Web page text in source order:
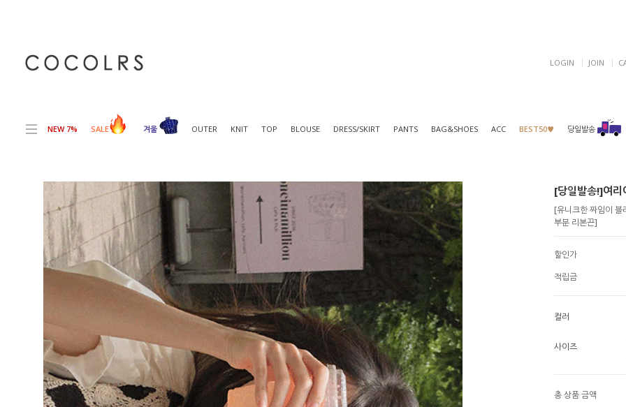
LOGIN JOIN
NEW 7% SALE 겨울 OUTER KNIT TOP BLOUSE DRESS/SKIRT PANTS BAG&SHOES ACC BEST50♥ 당일발송
[당일발송!]여
[유니크한 짜임이
부분 리본끈]
할인가
적립금
컬러
사이즈
총 상품 금액